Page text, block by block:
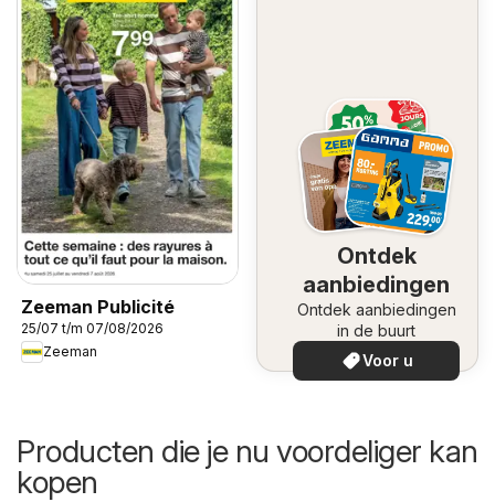
Zeeman Publicité
25/07 t/m 07/08/2026
Zeeman
Ontdek
aanbiedingen
Ontdek aanbiedingen
in de buurt
Voor u
Producten die je nu voordeliger kan
kopen